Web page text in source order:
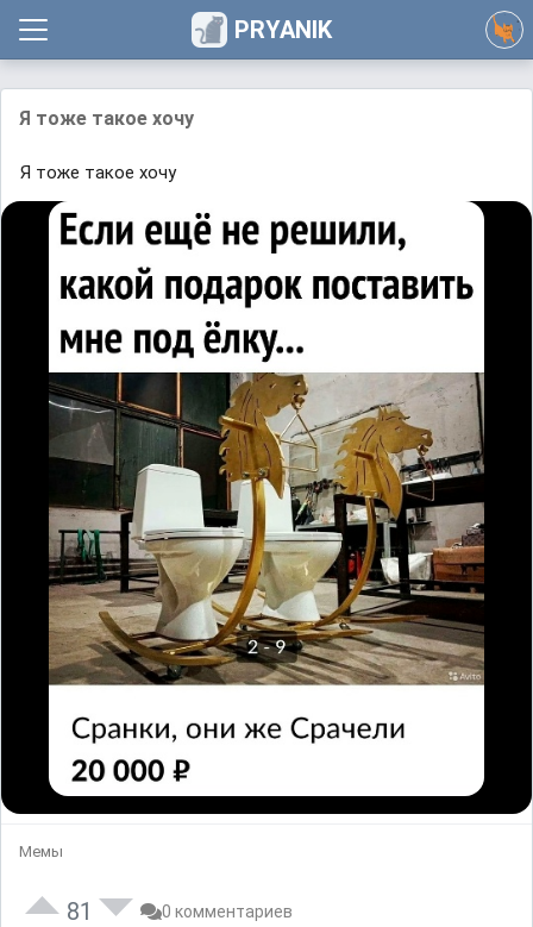
PRYANIK
Я тоже такое хочу
Я тоже такое хочу
Мемы
81 0 комментариев